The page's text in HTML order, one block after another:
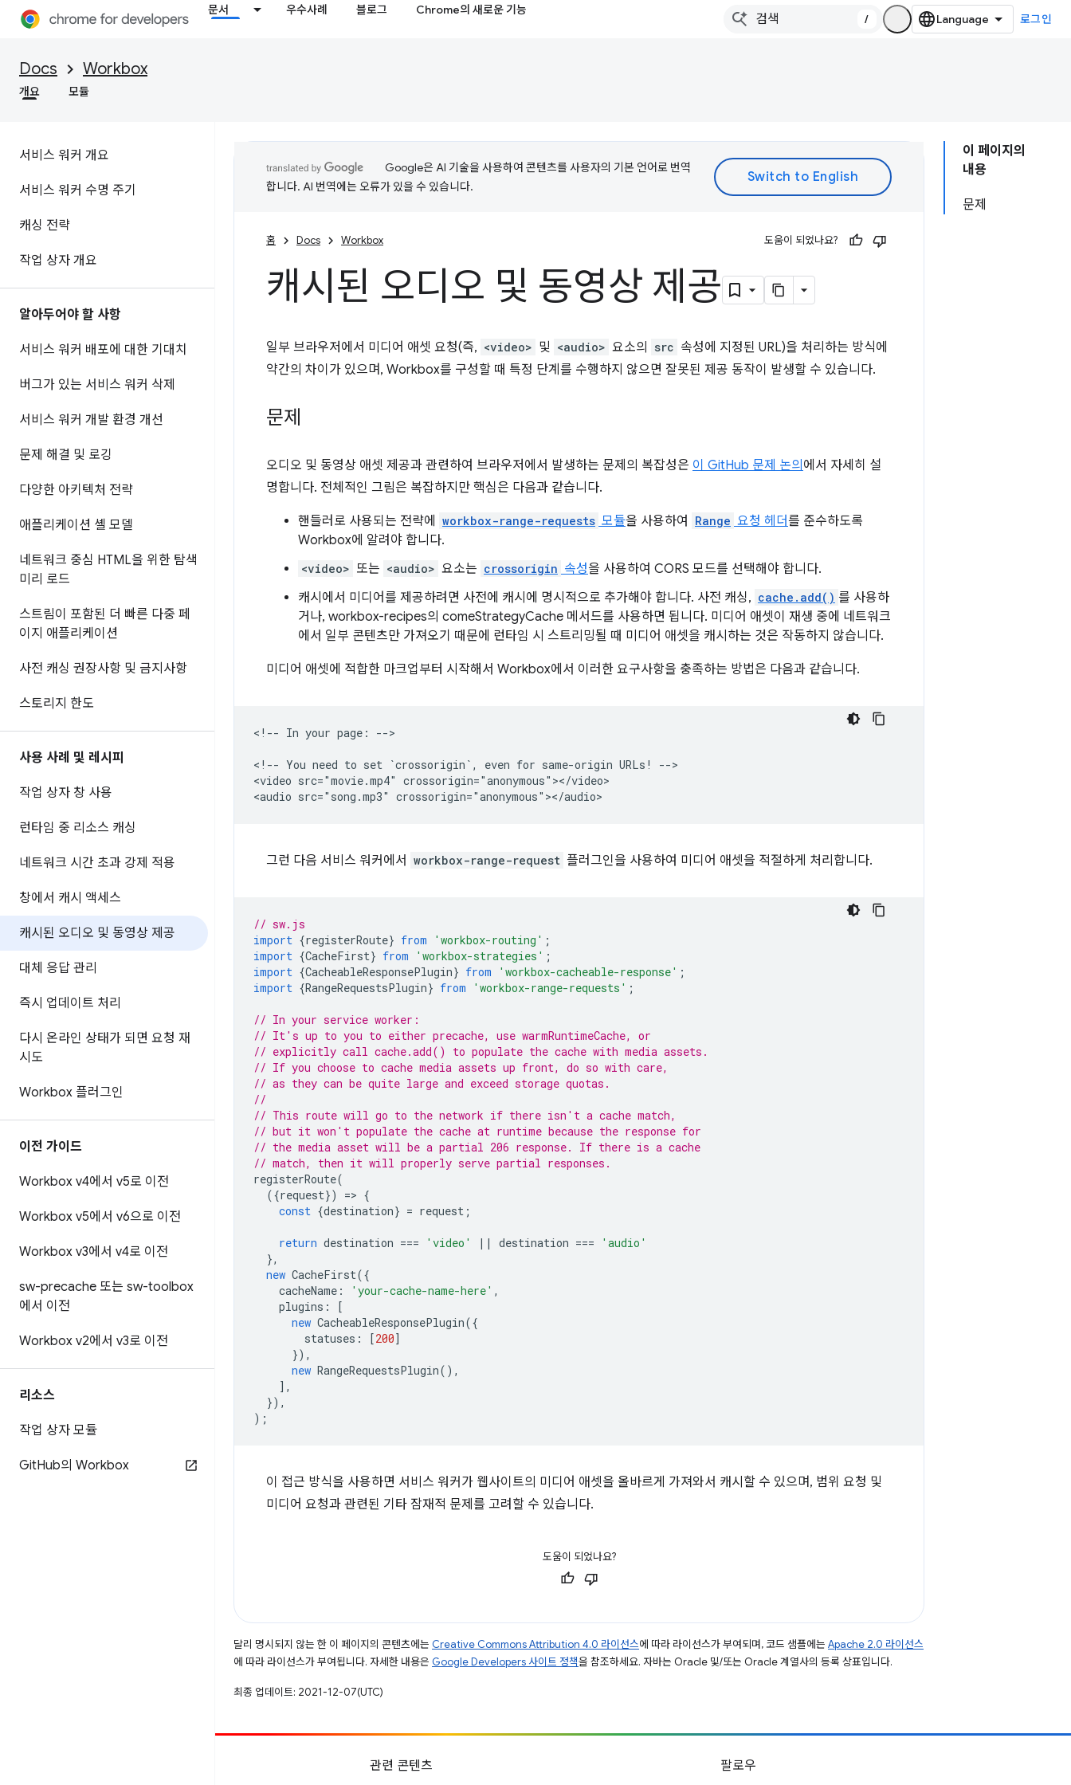
문서 우수사례 블로그 Chrome의 새로운 기능
/ 로그인
Docs Workbox
개요 모듈
서비스 워커 개요
서비스 워커 수명 주기
캐싱 전략
작업 상자 개요
알아두어야 할 사항
서비스 워커 배포에 대한 기대치
버그가 있는 서비스 워커 삭제
서비스 워커 개발 환경 개선
문제 해결 및 로깅
다양한 아키텍처 전략
애플리케이션 셸 모델
네트워크 중심 HTML을 위한 탐색
미리 로드
스트림이 포함된 더 빠른 다중 페
이지 애플리케이션
사전 캐싱 권장사항 및 금지사항
스토리지 한도
사용 사례 및 레시피
작업 상자 창 사용
런타임 중 리소스 캐싱
네트워크 시간 초과 강제 적용
창에서 캐시 액세스
캐시된 오디오 및 동영상 제공
대체 응답 관리
즉시 업데이트 처리
다시 온라인 상태가 되면 요청 재
시도
Workbox 플러그인
이전 가이드
Workbox v4에서 v5로 이전
Workbox v5에서 v6으로 이전
Workbox v3에서 v4로 이전
sw-precache 또는 sw-toolbox
에서 이전
Workbox v2에서 v3로 이전
리소스
작업 상자 모듈
GitHub의 Workbox
이 페이지의
내용
문제
Google은 AI 기술을 사용하여 콘텐츠를 사용자의 기본 언어로 번역
합니다. AI 번역에는 오류가 있을 수 있습니다.
홈 Docs Workbox 도움이 되었나요?
캐시된 오디오 및 동영상 제공
일부 브라우저에서 미디어 애셋 요청(즉, <video> 및 <audio> 요소의 src 속성에 지정된 URL)을 처리하는 방식에
약간의 차이가 있으며, Workbox를 구성할 때 특정 단계를 수행하지 않으면 잘못된 제공 동작이 발생할 수 있습니다.
문제
오디오 및 동영상 애셋 제공과 관련하여 브라우저에서 발생하는 문제의 복잡성은 이 GitHub 문제 논의 에서 자세히 설
명합니다. 전체적인 그림은 복잡하지만 핵심은 다음과 같습니다.
핸들러로 사용되는 전략에 workbox-range-requests 모듈을 사용하여 Range 요청 헤더를 준수하도록
Workbox에 알려야 합니다.
<video> 또는 <audio> 요소는 crossorigin 속성을 사용하여 CORS 모드를 선택해야 합니다.
캐시에서 미디어를 제공하려면 사전에 캐시에 명시적으로 추가해야 합니다. 사전 캐싱, cache.add() 를 사용하
거나, workbox-recipes의 comeStrategyCache 메서드를 사용하면 됩니다. 미디어 애셋이 재생 중에 네트워크
에서 일부 콘텐츠만 가져오기 때문에 런타임 시 스트리밍될 때 미디어 애셋을 캐시하는 것은 작동하지 않습니다.
미디어 애셋에 적합한 마크업부터 시작해서 Workbox에서 이러한 요구사항을 충족하는 방법은 다음과 같습니다.
<!-- In your page: -->
<!-- You need to set `crossorigin`, even for same-origin URLs! -->
<video src="movie.mp4" crossorigin="anonymous"></video>
그런 다음 서비스 워커에서 workbox-range-request 플러그인을 사용하여 미디어 애셋을 적절하게 처리합니다.
// sw.js
import {registerRoute} from 'workbox-routing' ;
import {CacheFirst} from 'workbox-strategies' ;
import {CacheableResponsePlugin} from 'workbox-cacheable-response' ;
import {RangeRequestsPlugin} from 'workbox-range-requests' ;
// In your service worker:
// It's up to you to either precache, use warmRuntimeCache, or
// explicitly call cache.add() to populate the cache with media assets.
// If you choose to cache media assets up front, do so with care,
// as they can be quite large and exceed storage quotas.
//
// This route will go to the network if there isn't a cache match,
// but it won't populate the cache at runtime because the response for
// the media asset will be a partial 206 response. If there is a cache
// match, then it will properly serve partial responses.
registerRoute(
({request}) => {
const {destination} = request ;
return destination === 'video' || destination ===
'audio'
},
new CacheFirst({
cacheName : 'your-cache-name-here' ,
plugins :
[
new CacheableResponsePlugin({
statuses : [200]
}),
new RangeRequestsPlugin(),
],
}),
);
이 접근 방식을 사용하면 서비스 워커가 웹사이트의 미디어 애셋을 올바르게 가져와서 캐시할 수 있으며, 범위 요청 및
미디어 요청과 관련된 기타 잠재적 문제를 고려할 수 있습니다.
도움이 되었나요?
달리 명시되지 않는 한 이 페이지의 콘텐츠에는 Creative Commons Attribution 4.0 라이선스에 따라 라이선스가 부여되며, 코드 샘플에는 Apache 2.0 라이선스
에 따라 라이선스가 부여됩니다. 자세한 내용은 Google Developers 사이트 정책을 참조하세요. 자바는 Oracle 및/또는 Oracle 계열사의 등록 상표입니다.
최종 업데이트: 2021-12-07(UTC)
관련 콘텐츠 팔로우